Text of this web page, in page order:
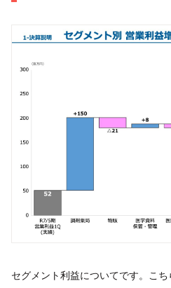
セグメント利益についてです。こ